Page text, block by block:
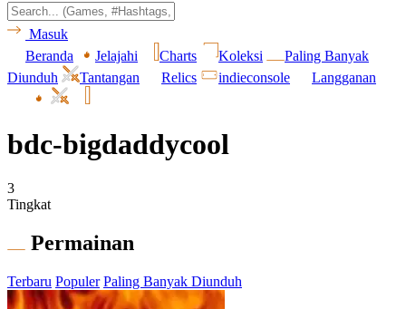
Masuk
Beranda
Jelajahi Charts Koleksi
Paling Banyak
Diunduh
Tantangan Relics indieconsole Langganan
bdc-bigdaddycool
3
Tingkat
Permainan
Terbaru Populer Paling Banyak Diunduh